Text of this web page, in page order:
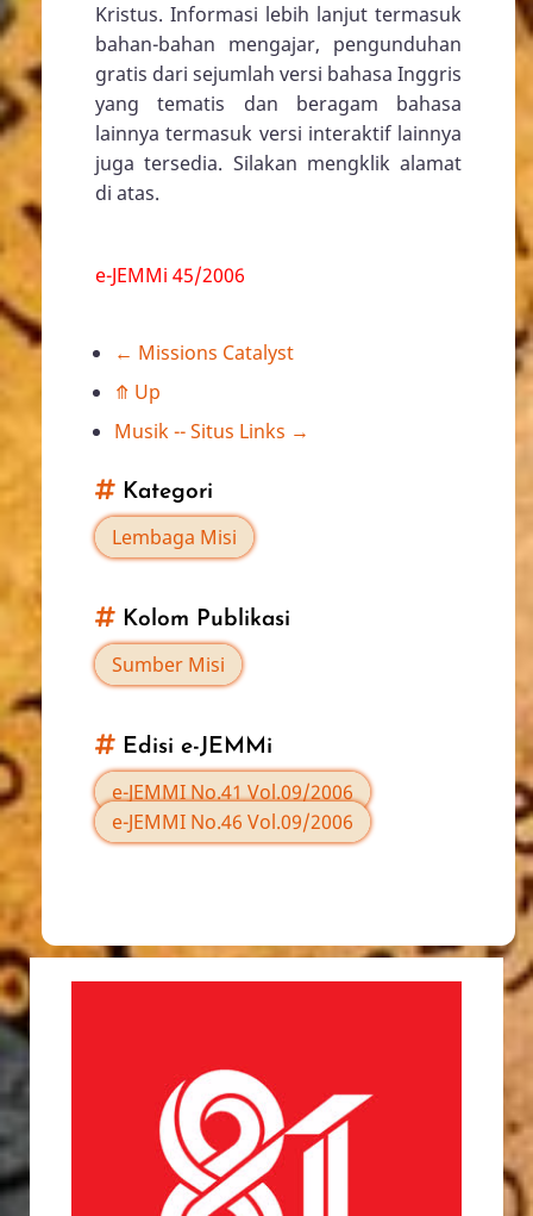
Kristus. Informasi lebih lanjut termasuk
bahan-bahan mengajar, pengunduhan
gratis dari sejumlah versi bahasa Inggris
yang tematis dan beragam bahasa
lainnya termasuk versi interaktif lainnya
juga tersedia. Silakan mengklik alamat
di atas.
e-JEMMi 45/2006
Book
traversal
links
for
Lingualtracts
← Missions Catalyst
⤊ Up
Musik -- Situs Links →
Kategori
Lembaga Misi
Kolom Publikasi
Sumber Misi
Edisi e-JEMMi
e-JEMMI No.41 Vol.09/2006
e-JEMMI No.46 Vol.09/2006